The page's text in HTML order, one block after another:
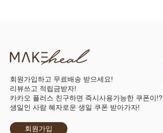
회원가입하고 무료배송 받으세요!
리뷰쓰고 적립금받자!
카카오 플러스 친구하면 즉시사용가능한 쿠폰이!?
생일인 사람 혜자로운 생일 쿠폰 받아가자!
회원가입